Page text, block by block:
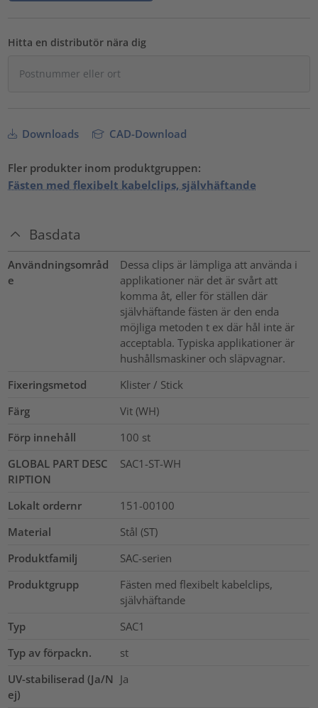
Hitta en distributör nära dig
Downloads CAD-Download
Fler produkter inom produktgruppen:
Fästen med flexibelt kabelclips, självhäftande
Basdata
Användningsområd
e
Dessa clips är lämpliga att använda i
applikationer när det är svårt att
komma åt, eller för ställen där
självhäftande fästen är den enda
möjliga metoden t ex där hål inte är
acceptabla. Typiska applikationer är
hushållsmaskiner och släpvagnar.
Fixeringsmetod
Klister / Stick
Färg
Vit (WH)
Förp innehåll
100 st
GLOBAL PART DESC
RIPTION
SAC1-ST-WH
Lokalt ordernr
151-00100
Material
Stål (ST)
Produktfamilj
SAC-serien
Produktgrupp
Fästen med flexibelt kabelclips,
självhäftande
Typ
SAC1
Typ av förpackn.
st
UV-stabiliserad (Ja/N
ej)
Ja